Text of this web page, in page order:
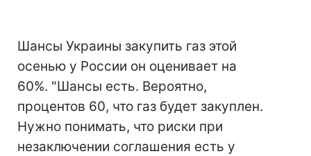
Шансы Украины закупить газ этой
осенью у России он оценивает на
60%. "Шансы есть. Вероятно,
процентов 60, что газ будет закуплен.
Нужно понимать, что риски при
незаключении соглашения есть у